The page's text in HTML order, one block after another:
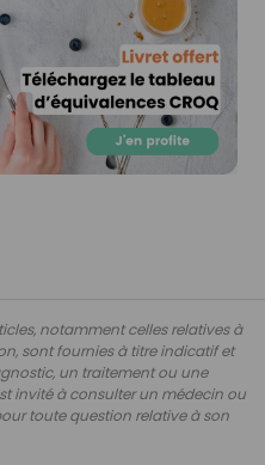
notamment celles relatives à
sont fournies à titre indicatif et
un traitement ou une
invité à consulter un médecin ou
toute question relative à son